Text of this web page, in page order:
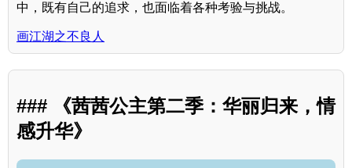
中，既有自己的追求，也面临着各种考验与挑战。
画江湖之不良人
### 《茜茜公主第二季：华丽归来，情
感升华》